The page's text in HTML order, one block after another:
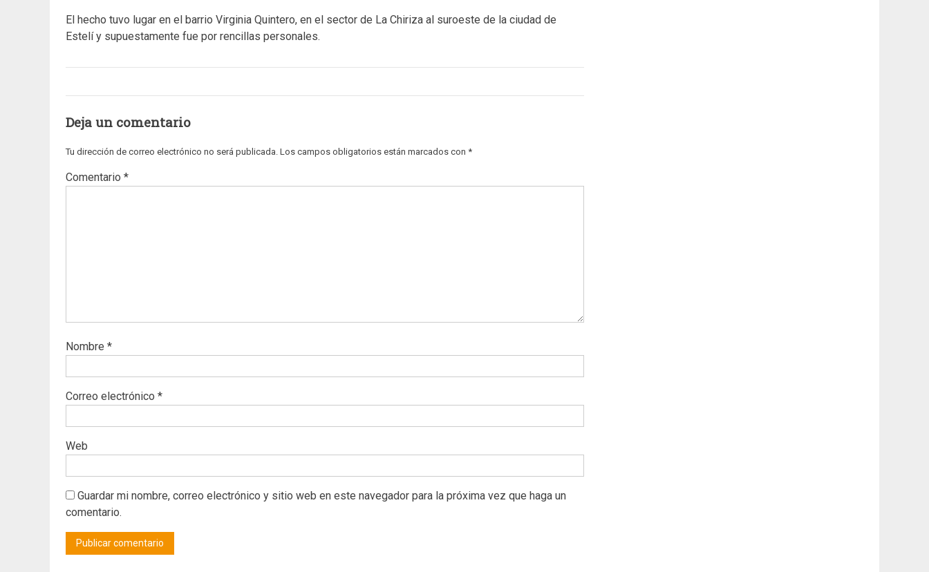
El hecho tuvo lugar en el barrio Virginia Quintero, en el sector de La Chiriza al suroeste de la ciudad de
Estelí y supuestamente fue por rencillas personales.
Deja un comentario
Tu dirección de correo electrónico no será publicada. Los campos obligatorios están marcados con *
Comentario *
Nombre *
Correo electrónico *
Web
Guardar mi nombre, correo electrónico y sitio web en este navegador para la próxima vez que haga un
comentario.